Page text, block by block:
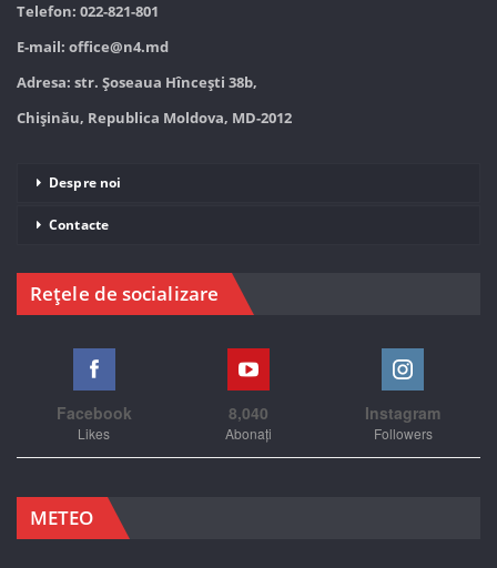
Telefon: 022-821-801
E-mail: office@n4.md
Adresa: str. Șoseaua Hînceşti 38b,
Chișinău, Republica Moldova, MD-2012
Despre noi
Contacte
Rețele de socializare
Facebook
Likes
8,040
Abonați
Instagram
Followers
METEO